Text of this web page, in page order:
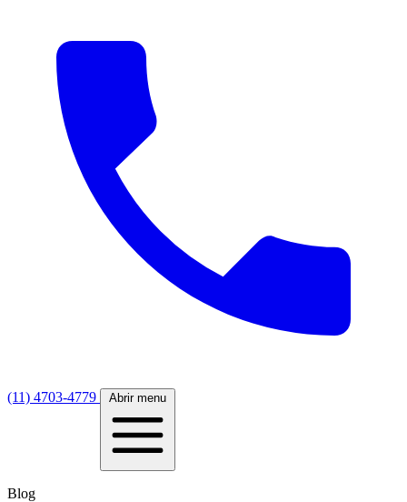
(11) 4703-4779 Abrir menu
Blog